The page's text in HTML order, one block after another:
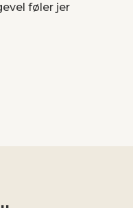
føler jer